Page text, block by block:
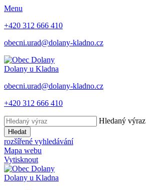
Menu
+420 312 666 410
obecni.urad@dolany-kladno.cz
Dolany u Kladna
obecni.urad@dolany-kladno.cz
+420 312 666 410
Hledaný výraz
Hledat
rozšířené vyhledávání
Mapa webu
Vytisknout
Dolany u Kladna